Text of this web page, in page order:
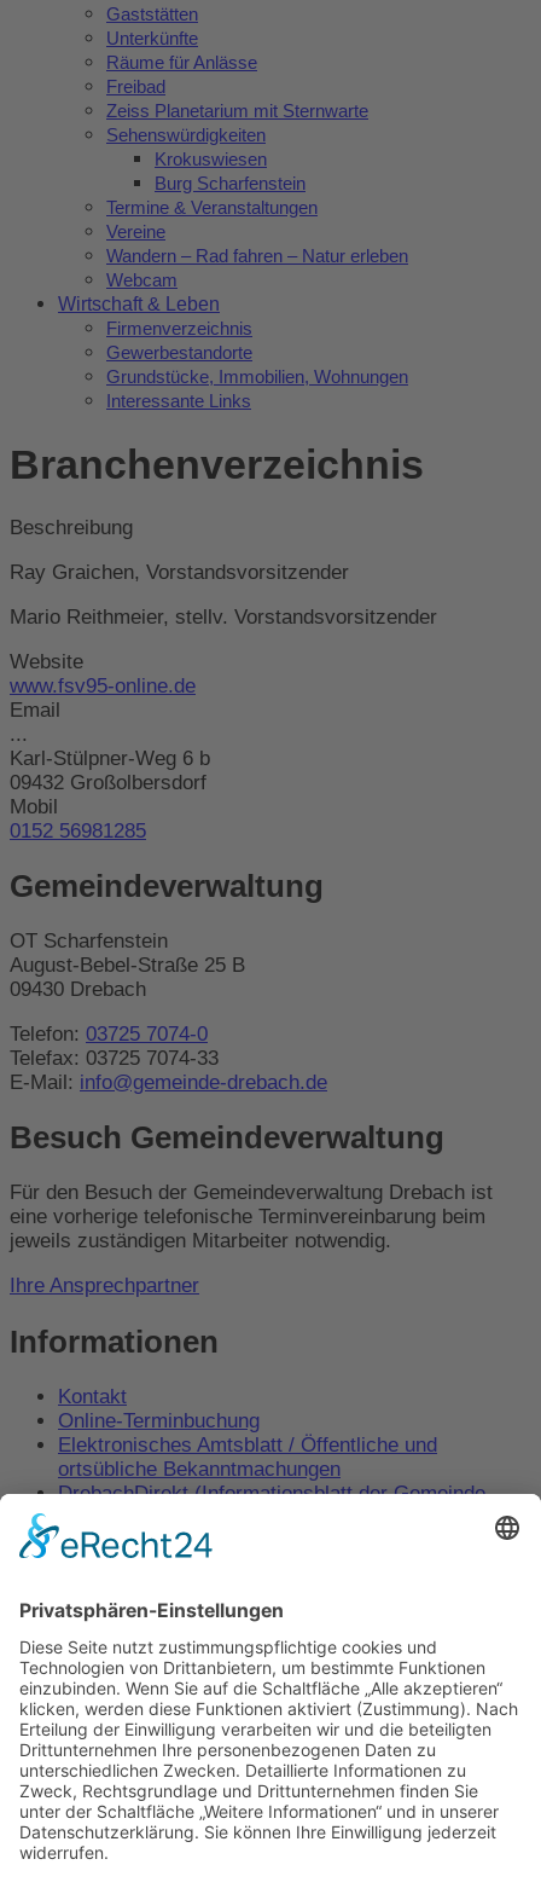
Gaststätten
Unterkünfte
Räume für Anlässe
Freibad
Zeiss Planetarium mit Sternwarte
Sehenswürdigkeiten
Krokuswiesen
Burg Scharfenstein
Termine & Veranstaltungen
Vereine
Wandern – Rad fahren – Natur erleben
Webcam
Wirtschaft & Leben
Firmenverzeichnis
Gewerbestandorte
Grundstücke, Immobilien, Wohnungen
Interessante Links
Branchenverzeichnis
Beschreibung
Ray Graichen, Vorstandsvorsitzender
Mario Reithmeier, stellv. Vorstandsvorsitzender
Website
www.fsv95-online.de
Email
...
Karl-Stülpner-Weg 6 b
09432 Großolbersdorf
Mobil
0152 56981285
Gemeindeverwaltung
OT Scharfenstein
August-Bebel-Straße 25 B
09430 Drebach
Telefon: 03725 7074-0
Telefax: 03725 7074-33
E-Mail: info@gemeinde-drebach.de
Besuch Gemeindeverwaltung
Für den Besuch der Gemeindeverwaltung Drebach ist
eine vorherige telefonische Terminvereinbarung beim
jeweils zuständigen Mitarbeiter notwendig.
Ihre Ansprechpartner
Informationen
Kontakt
Online-Terminbuchung
Elektronisches Amtsblatt / Öffentliche und
ortsübliche Bekanntmachungen
DrebachDirekt (Informationsblatt der Gemeinde
Behördenwegweiser – Amt24
Impressum
Pepsite
Zum Inhalt springen
Werkzeugleiste öffnen
Eingabehilfen
Text vergrößern
Text verkleinern
Graustufen